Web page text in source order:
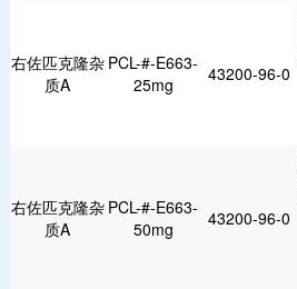
右佐匹克隆杂
质A
PCL-#-E663-
25mg
43200-96-0
右佐匹克隆杂
质A
PCL-#-E663-
50mg
43200-96-0